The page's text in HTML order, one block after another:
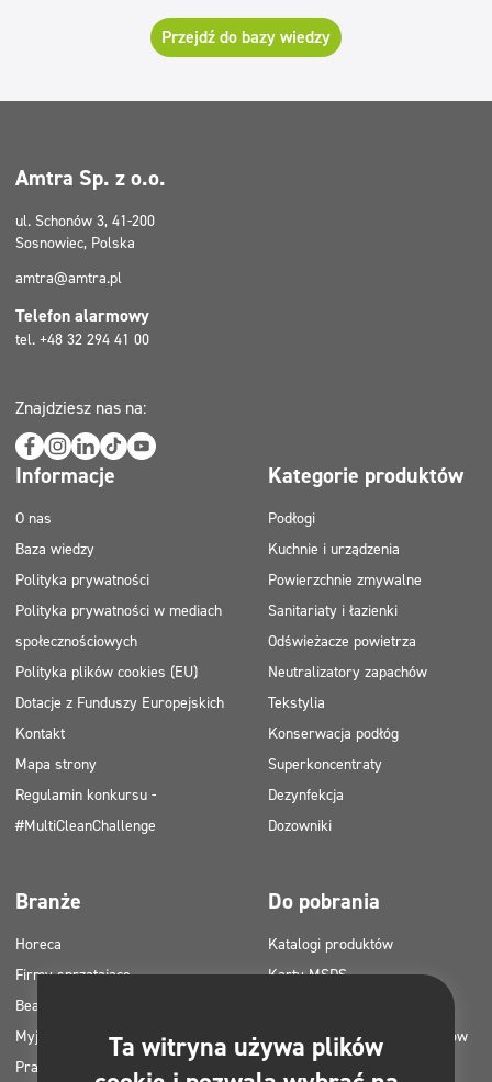
Przejdź do bazy wiedzy
Amtra Sp. z o.o.
ul. Schonów 3, 41-200
Sosnowiec, Polska
amtra@amtra.pl
Telefon alarmowy
tel. +48 32 294 41 00
Znajdziesz nas na:
Informacje
O nas
Baza wiedzy
Polityka prywatności
Polityka prywatności w mediach
społecznościowych
Polityka plików cookies (EU)
Dotacje z Funduszy Europejskich
Kontakt
Mapa strony
Regulamin konkursu -
#MultiCleanChallenge
Kategorie produktów
Podłogi
Kuchnie i urządzenia
Powierzchnie zmywalne
Sanitariaty i łazienki
Odświeżacze powietrza
Neutralizatory zapachów
Tekstylia
Konserwacja podłóg
Superkoncentraty
Dezynfekcja
Dozowniki
Branże
Horeca
Firmy sprzątające
Beauty
Myjnie samochodowe
Pralnie
Do pobrania
Katalogi produktów
Karty MSDS
Plany zastosowania produktów
Ta witryna używa plików